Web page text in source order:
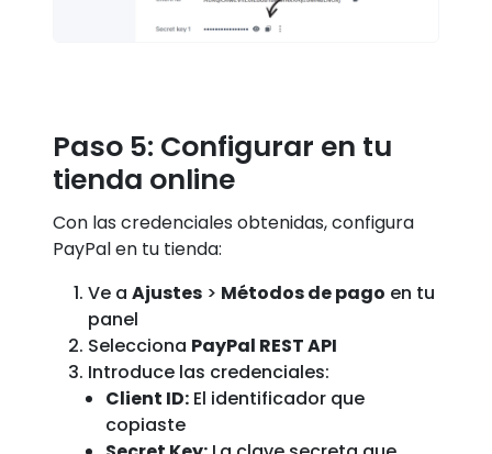
Paso 5: Configurar en tu
tienda online
Con las credenciales obtenidas, configura
PayPal en tu tienda:
Ve a Ajustes > Métodos de pago en tu
panel
Selecciona PayPal REST API
Introduce las credenciales:
Client ID: El identificador que
copiaste